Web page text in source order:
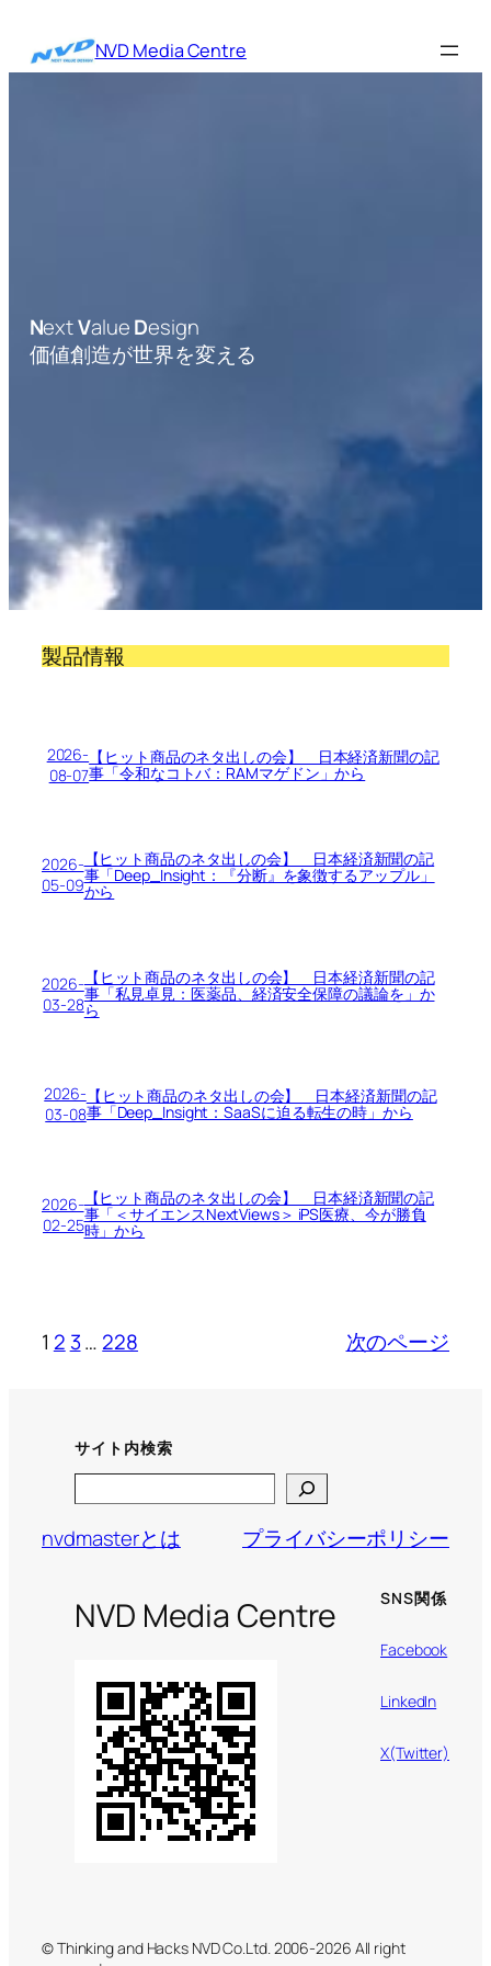
を
NVD Media Centre
NextValueDesign
価値創造が世界を変える
製品情報
2026-
08-07
【ヒット商品のネタ出しの会】 日本経済新聞の記
事「令和なコトバ：RAMマゲドン」から
2026-
05-09
【ヒット商品のネタ出しの会】 日本経済新聞の記
事「Deep_Insight：『分断』を象徴するアップル」
から
2026-
03-28
【ヒット商品のネタ出しの会】 日本経済新聞の記
事「私見卓見：医薬品、経済安全保障の議論を」か
ら
2026-
03-08
【ヒット商品のネタ出しの会】 日本経済新聞の記
事「Deep_Insight：SaaSに迫る転生の時」から
2026-
02-25
【ヒット商品のネタ出しの会】 日本経済新聞の記
事「＜サイエンスNextViews＞ iPS医療、今が勝負
時」から
1 2 3… 228 次のページ
サイト内検索
nvdmasterとは
プライバシーポリシー
NVD Media Centre SNS関係
Facebook
LinkedIn
X(Twitter)
© Thinking and Hacks NVD Co.Ltd. 2006-2026 All right